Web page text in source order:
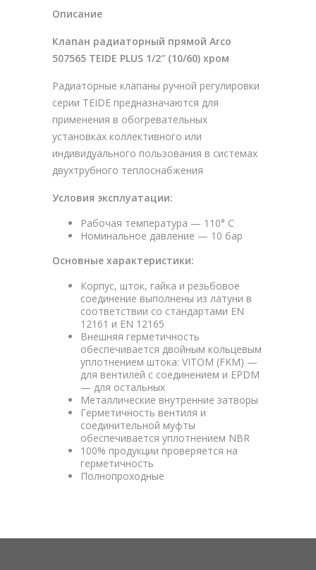
Описание
Клапан радиаторный прямой Arco
507565 TEIDE PLUS 1/2″ (10/60) хром
Радиаторные клапаны ручной регулировки
серии TEIDE предназначаются для
применения в обогревательных
установках коллективного или
индивидуального пользования в системах
двухтрубного теплоснабжения
Условия эксплуатации:
Рабочая температура — 110° C
Номинальное давление — 10 бар
Основные характеристики:
Корпус, шток, гайка и резьбовое
соединение выполнены из латуни в
соответствии со стандартами EN
12161 и EN 12165
Внешняя герметичность
обеспечивается двойным кольцевым
уплотнением штока: VITOM (FKM) —
для вентилей с соединением и EPDM
— для остальных
Металлические внутренние затворы
Герметичность вентиля и
соединительной муфты
обеспечивается уплотнением NBR
100% продукции проверяется на
герметичность
Полнопроходные